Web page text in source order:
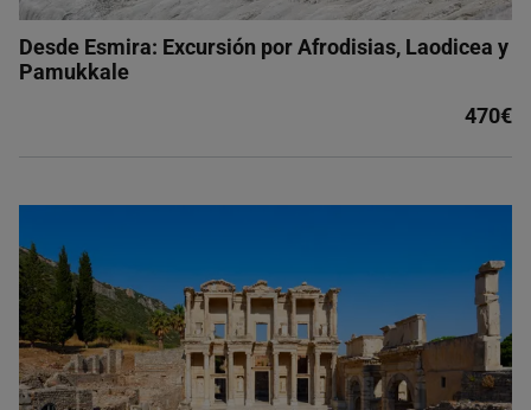
Desde Esmira: Excursión por Afrodisias, Laodicea y
Pamukkale
470€